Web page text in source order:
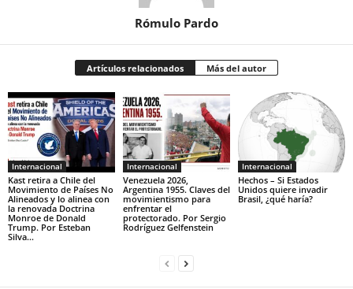
Rómulo Pardo
Artículos relacionados Más del autor
Internacional
Kast retira a Chile del
Movimiento de Países No
Alineados y lo alinea con
la renovada Doctrina
Monroe de Donald
Trump. Por Esteban
Silva...
Internacional
Venezuela 2026,
Argentina 1955. Claves del
movimientismo para
enfrentar el
protectorado. Por Sergio
Rodríguez Gelfenstein
Internacional
Hechos – Si Estados
Unidos quiere invadir
Brasil, ¿qué haría?